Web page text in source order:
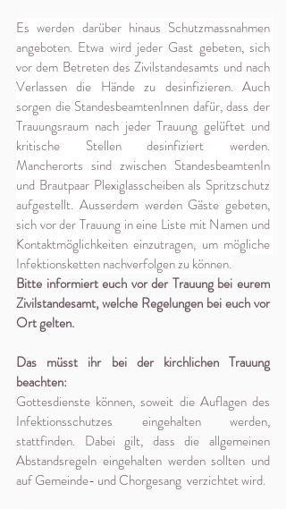
Es werden darüber hinaus Schutzmassnahmen
angeboten. Etwa wird jeder Gast gebeten, sich
vor dem Betreten des Zivilstandesamts und nach
Verlassen die Hände zu desinfizieren. Auch
sorgen die StandesbeamtenInnen dafür, dass der
Trauungsraum nach jeder Trauung gelüftet und
kritische Stellen desinfiziert werden.
Mancherorts sind zwischen StandesbeamtenIn
und Brautpaar Plexiglasscheiben als Spritzschutz
aufgestellt. Ausserdem werden Gäste gebeten,
sich vor der Trauung in eine Liste mit Namen und
Kontaktmöglichkeiten einzutragen, um mögliche
Infektionsketten nachverfolgen zu können.
Bitte informiert euch vor der Trauung bei eurem
Zivilstandesamt, welche Regelungen bei euch vor
Ort gelten.
Das müsst ihr bei der kirchlichen Trauung
beachten:
Gottesdienste können, soweit die Auflagen des
Infektionsschutzes eingehalten werden,
stattfinden. Dabei gilt, dass die allgemeinen
Abstandsregeln eingehalten werden sollten und
auf Gemeinde- und Chorgesang  verzichtet wird.